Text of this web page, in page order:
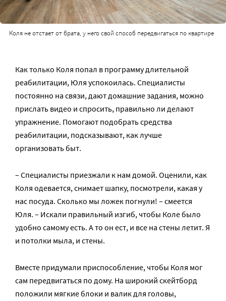
Коля не отстает от брата, у него свой способ передвигаться по квартире
Как только Коля попал в программу длительной
реабилитации, Юля успокоилась. Специалисты
постоянно на связи, дают домашние задания, можно
прислать видео и спросить, правильно ли делают
упражнение. Помогают подобрать средства
реабилитации, подсказывают, как лучше
организовать быт.
– Специалисты приезжали к нам домой. Оценили, как
Коля одевается, снимает шапку, посмотрели, какая у
нас посуда. Сколько мы ложек погнули! – смеется
Юля. – Искали правильный изгиб, чтобы Коле было
удобно самому есть. А то он ест, и все на стены летит. Я
и потолки мыла, и стены.
Вместе придумали приспособление, чтобы Коля мог
сам передвигаться по дому. На широкий скейтборд
положили мягкие блоки и валик для головы,